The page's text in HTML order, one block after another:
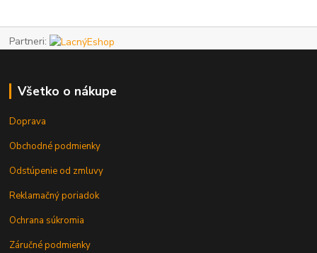
Partneri:
Všetko o nákupe
Doprava
Obchodné podmienky
Odstúpenie od zmluvy
Reklamačný poriadok
Ochrana súkromia
Záručné podmienky